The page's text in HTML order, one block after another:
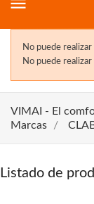
No puede
No puede
VIMAI - El
Marcas
Listado de